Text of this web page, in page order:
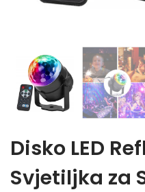
Disko LED
Svjetiljka za